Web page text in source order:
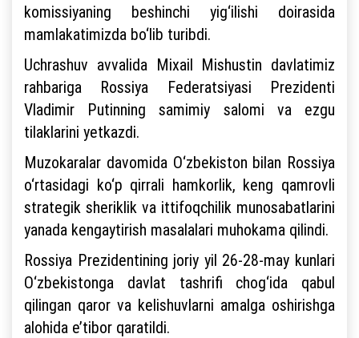
komissiyaning beshinchi yig‘ilishi doirasida
mamlakatimizda bo‘lib turibdi.
Uchrashuv avvalida Mixail Mishustin davlatimiz
rahbariga Rossiya Federatsiyasi Prezidenti
Vladimir Putinning samimiy salomi va ezgu
tilaklarini yetkazdi.
Muzokaralar davomida O‘zbekiston bilan Rossiya
o‘rtasidagi ko‘p qirrali hamkorlik, keng qamrovli
strategik sheriklik va ittifoqchilik munosabatlarini
yanada kengaytirish masalalari muhokama qilindi.
Rossiya Prezidentining joriy yil 26-28-may kunlari
O‘zbekistonga davlat tashrifi chog‘ida qabul
qilingan qaror va kelishuvlarni amalga oshirishga
alohida e’tibor qaratildi.